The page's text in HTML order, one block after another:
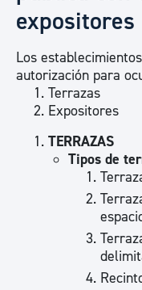
expositores
Los
autorización para
Terrazas
Expositores
TERRAZAS
Tipos de